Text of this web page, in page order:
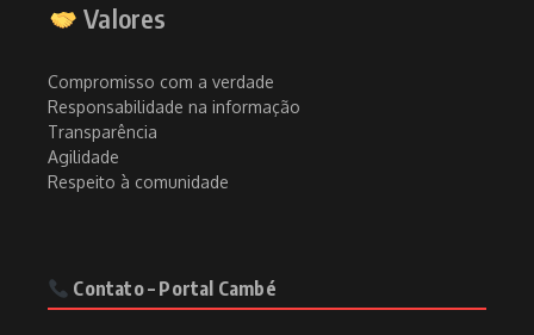
Valores
Compromisso com a verdade
Responsabilidade na informação
Transparência
Agilidade
Respeito à comunidade
Contato – Portal Cambé